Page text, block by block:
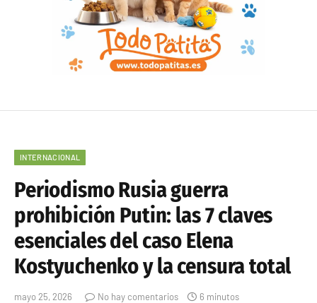
INTERNACIONAL
Periodismo Rusia guerra
prohibición Putin: las 7 claves
esenciales del caso Elena
Kostyuchenko y la censura total
mayo 25, 2026 No hay comentarios 6 minutos